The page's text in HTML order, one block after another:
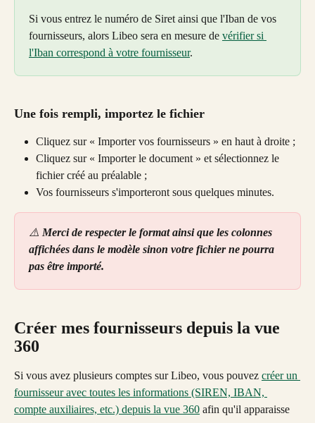
Si vous entrez le numéro de Siret ainsi que l'Iban de vos
fournisseurs, alors Libeo sera en mesure de vérifier si
l'Iban correspond à votre fournisseur.
Une fois rempli, importez le fichier
Cliquez sur « Importer vos fournisseurs » en haut à droite ;
Cliquez sur « Importer le document » et sélectionnez le
fichier créé au préalable ;
Vos fournisseurs s'importeront sous quelques minutes.
⚠️ Merci de respecter le format ainsi que les colonnes
affichées dans le modèle sinon votre fichier ne pourra
pas être importé.
Créer mes fournisseurs depuis la vue
360
Si vous avez plusieurs comptes sur Libeo, vous pouvez créer un
fournisseur avec toutes les informations (SIREN, IBAN,
compte auxiliaires, etc.) depuis la vue 360 afin qu'il apparaisse